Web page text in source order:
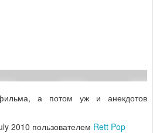
а потом уж и анекдотов
2010 пользователем Rett Pop